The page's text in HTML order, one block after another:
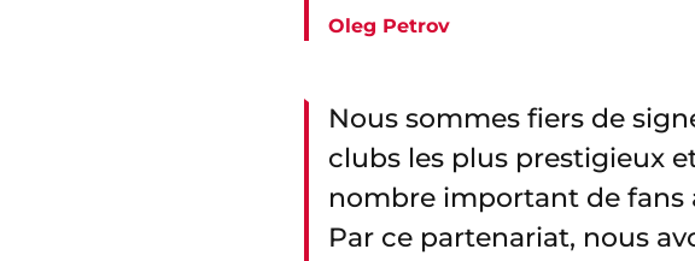
Oleg Petrov
Nous sommes fiers de
clubs les plus prestigieux
nombre important de fans
Par ce partenariat, nous